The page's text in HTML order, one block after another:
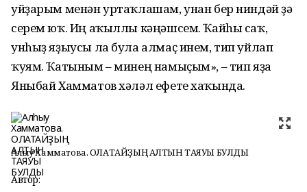
уйҙарым менән уртаҡлашам, унан бер ниндәй ҙә
серем юҡ. Иң аҡыллы кәңәшсем. Ҡайhы саҡ,
унhыҙ яҙыусы ла була алмаҫ инем, тип уйлап
ҡуям. Ҡатыным – минең намыҫым», – тип яҙа
Яныбай Хамматов хәләл ефете хаҡында.
Алһыу Хамматова. ОЛАТАЙҘЫҢ АЛТЫН ТАЯУЫ БУЛДЫ
Автор: